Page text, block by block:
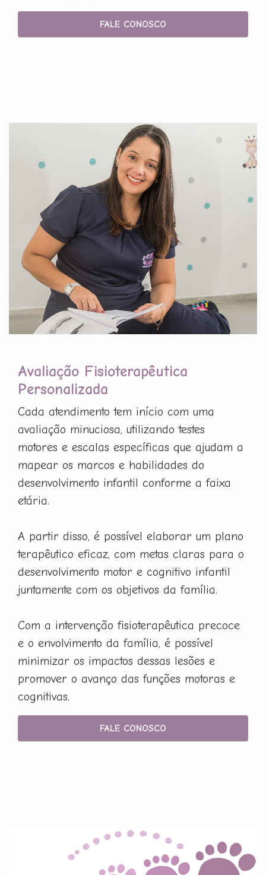
FALE CONOSCO
Avaliação Fisioterapêutica
Personalizada
Cada atendimento tem início com uma
avaliação minuciosa, utilizando testes
motores e escalas específicas que ajudam a
mapear os marcos e habilidades do
desenvolvimento infantil conforme a faixa
etária.
A partir disso, é possível elaborar um plano
terapêutico eficaz, com metas claras para o
desenvolvimento motor e cognitivo infantil
juntamente com os objetivos da família.
Com a intervenção fisioterapêutica precoce
e o envolvimento da família, é possível
minimizar os impactos dessas lesões e
promover o avanço das funções motoras e
cognitivas.
FALE CONOSCO